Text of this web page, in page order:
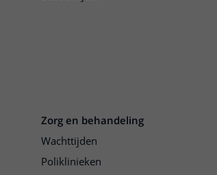
Zorg en behandeling
Wachttijden
Poliklinieken